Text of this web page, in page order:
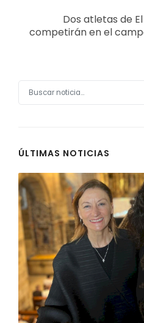
Dos atletas de
competirán en el
ÚLTIMAS NOTICIAS